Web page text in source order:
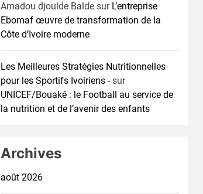
Amadou djoulde Balde sur L’entreprise
Ebomaf œuvre de transformation de la
Côte d’Ivoire moderne
Les Meilleures Stratégies Nutritionnelles
pour les Sportifs Ivoiriens -sur
UNICEF/Bouaké : le Football au service de
la nutrition et de l’avenir des enfants
Archives
août 2026